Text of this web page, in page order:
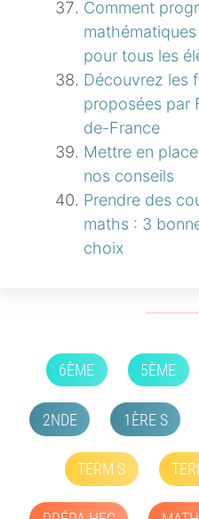
Comment
pour tous les
Découvrez les
proposées par
de-France
Mettre en
nos conseils
Prendre des
maths : 3
choix
6ÈME 5ÈME
2NDE 1ÈRE S
TERM S